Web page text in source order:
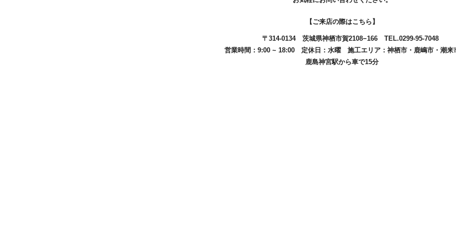
【ご来店の際はこちら】
〒314-0134 茨城県神栖市賀2108−166 TEL.0299-95-7048
営業時間：9:00 ~ 18:00 定休日：水曜 施工エリア： 神栖市・ 鹿嶋市・ 潮来
鹿島神宮駅から車で15分